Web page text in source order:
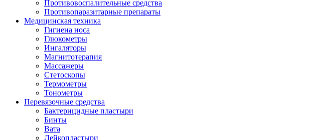
Противовоспалительные средства
Противопаразитарные препараты
Медицинская техника
Гигиена носа
Глюкометры
Ингаляторы
Магнитотерапия
Массажеры
Стетоскопы
Термометры
Тонометры
Перевязочные средства
Бактерицидные пластыри
Бинты
Вата
Лейкопластыри